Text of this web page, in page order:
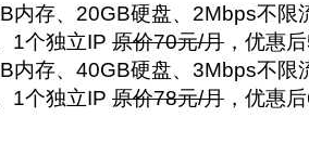
内存、20GB硬盘、2Mbps不限
1个独立IP 原价70元/月 ，优惠
内存、40GB硬盘、3Mbps不限
1个独立IP 原价78元/月 ，优惠